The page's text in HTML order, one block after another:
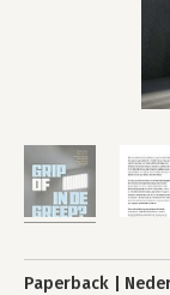
Paperback